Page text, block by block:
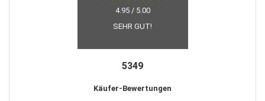
4.95 / 5.00
SEHR GUT!
5349
Käufer-Bewertungen